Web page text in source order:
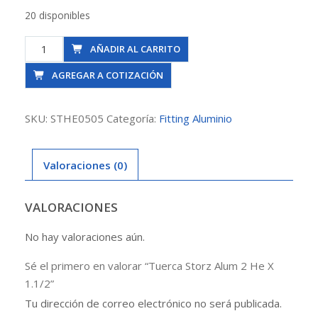
20 disponibles
Tuerca
Storz
Alum
He
1.1/2
cantidad
AÑADIR AL CARRITO
AGREGAR A COTIZACIÓN
SKU: STHE0505 Categoría: Fitting Aluminio
Valoraciones (0)
VALORACIONES
No hay valoraciones aún.
Sé el primero en valorar “Tuerca Storz Alum 2 He X
1.1/2”
Tu dirección de correo electrónico no será publicada.